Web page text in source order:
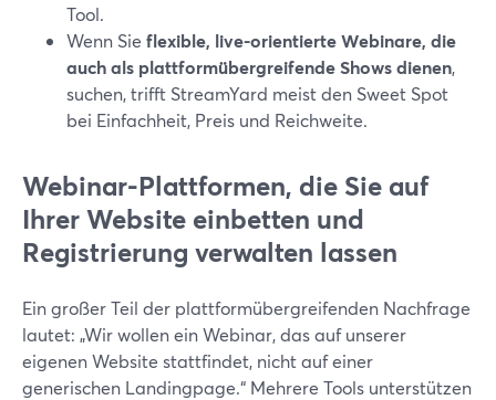
Tool.
Wenn Sie flexible, live-orientierte Webinare, die
auch als plattformübergreifende Shows dienen,
suchen, trifft StreamYard meist den Sweet Spot
bei Einfachheit, Preis und Reichweite.
Webinar-Plattformen, die Sie auf
Ihrer Website einbetten und
Registrierung verwalten lassen
Ein großer Teil der plattformübergreifenden Nachfrage
lautet: „Wir wollen ein Webinar, das auf unserer
eigenen Website stattfindet, nicht auf einer
generischen Landingpage.“ Mehrere Tools unterstützen